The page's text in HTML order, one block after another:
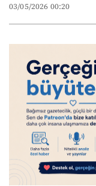
03/05/2026 00:20